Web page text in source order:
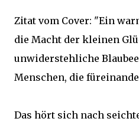
Zitat vom Cover: "Ein
die Macht der kleinen
unwiderstehliche
Menschen, die
Das hört sich nach